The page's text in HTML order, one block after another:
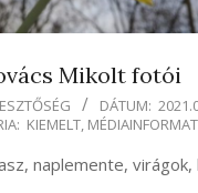
Mikolt fotói
DÁTUM:
KIEMELT,
naplemente, virágok,